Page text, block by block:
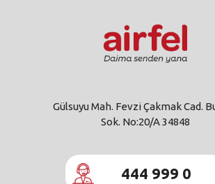
Gülsuyu Mah. Fevzi Çakmak Cad.
Sok. No:20/A 34848
444 999 0